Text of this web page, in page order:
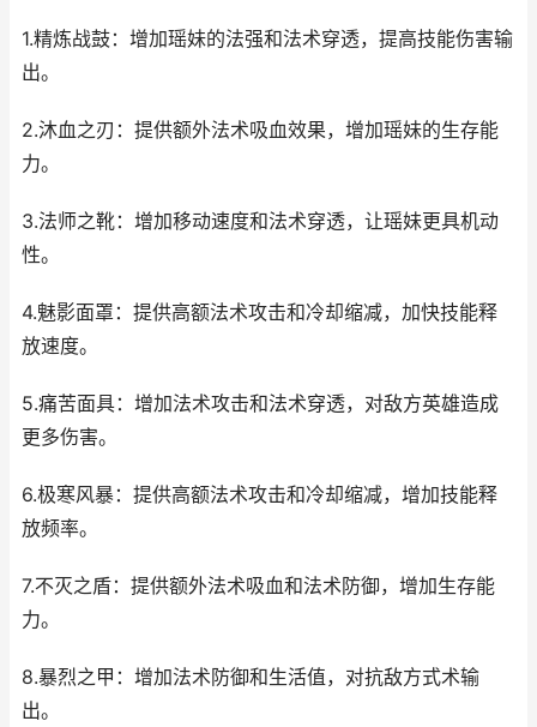
1.精炼战鼓：增加瑶妹的法强和法术穿透，提高技能伤害输
出。
2.沐血之刃：提供额外法术吸血效果，增加瑶妹的生存能
力。
3.法师之靴：增加移动速度和法术穿透，让瑶妹更具机动
性。
4.魅影面罩：提供高额法术攻击和冷却缩减，加快技能释
放速度。
5.痛苦面具：增加法术攻击和法术穿透，对敌方英雄造成
更多伤害。
6.极寒风暴：提供高额法术攻击和冷却缩减，增加技能释
放频率。
7.不灭之盾：提供额外法术吸血和法术防御，增加生存能
力。
8.暴烈之甲：增加法术防御和生活值，对抗敌方式术输
出。